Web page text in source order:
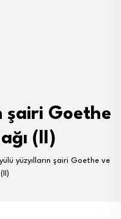
şairi Goethe
(II)
yüzyılların şairi Goethe ve